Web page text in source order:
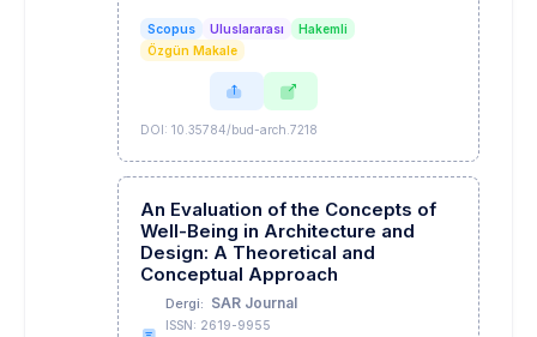
Scopus Uluslararası
Hakemli
Özgün Makale
DOI: 10.35784/bud-arch.7218
An Evaluation of the Concepts of
Well-Being in Architecture and
Design: A Theoretical and
Conceptual Approach
Dergi: SAR Journal
ISSN: 2619-9955